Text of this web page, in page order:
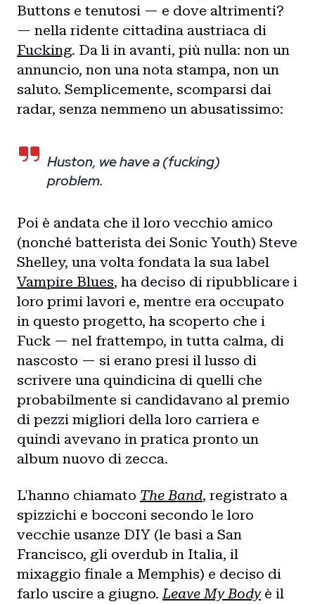
Buttons e tenutosi — e dove altrimenti?
— nella ridente cittadina austriaca di
Fucking. Da lì in avanti, più nulla: non un
annuncio, non una nota stampa, non un
saluto. Semplicemente, scomparsi dai
radar, senza nemmeno un abusatissimo:
Huston, we have a (fucking)
problem.
Poi è andata che il loro vecchio amico
(nonché batterista dei Sonic Youth) Steve
Shelley, una volta fondata la sua label
Vampire Blues, ha deciso di ripubblicare i
loro primi lavori e, mentre era occupato
in questo progetto, ha scoperto che i
Fuck — nel frattempo, in tutta calma, di
nascosto — si erano presi il lusso di
scrivere una quindicina di quelli che
probabilmente si candidavano al premio
di pezzi migliori della loro carriera e
quindi avevano in pratica pronto un
album nuovo di zecca.
L'hanno chiamato The Band, registrato a
spizzichi e bocconi secondo le loro
vecchie usanze DIY (le basi a San
Francisco, gli overdub in Italia, il
mixaggio finale a Memphis) e deciso di
farlo uscire a giugno.Leave My Bodyè il